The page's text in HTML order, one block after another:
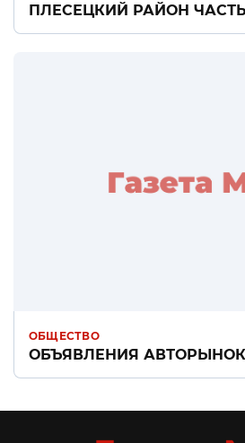
ПЛЕСЕЦКИЙ РАЙОН ЧАСТЬ
ОБЩЕСТВО
ОБЪЯВЛЕНИЯ АВТОРЫНОК